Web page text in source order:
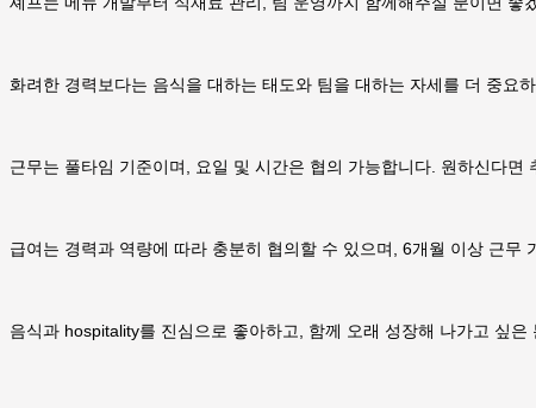
화려한 경력보다는 음식을 대하는 태도와 팀을 대하는 자세를 더 중요
근무는 풀타임 기준이며, 요일 및 시간은 협의 가능합니다. 원하신다면
급여는 경력과 역량에 따라 충분히 협의할 수 있으며, 6개월 이상 근
음식과 hospitality를 진심으로 좋아하고, 함께 오래 성장해 나가고 싶